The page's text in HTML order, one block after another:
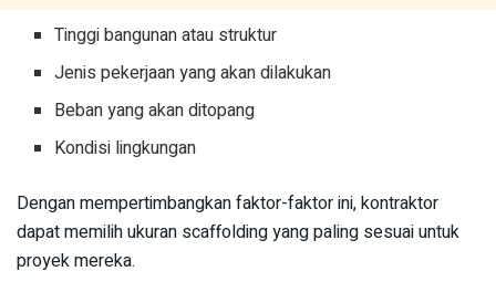
Tinggi bangunan atau struktur
Jenis pekerjaan yang akan dilakukan
Beban yang akan ditopang
Kondisi lingkungan
Dengan mempertimbangkan faktor-faktor ini, kontraktor
dapat memilih ukuran scaffolding yang paling sesuai untuk
proyek mereka.